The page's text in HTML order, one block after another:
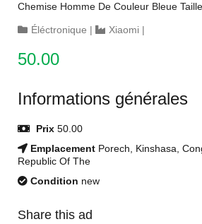
Chemise Homme De Couleur Bleue Taille
Éléctronique | Xiaomi |
50.00
Informations générales
Prix 50.00
Emplacement Porech, Kinshasa,
Republic Of The
Condition new
Share this ad